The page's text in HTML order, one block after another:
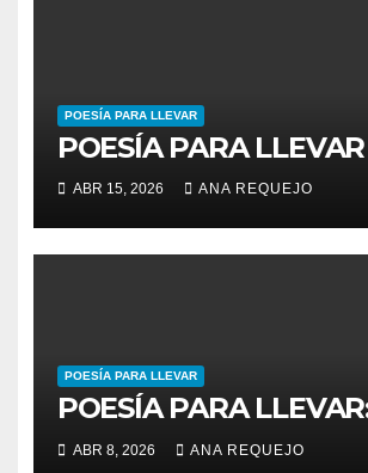
POESÍA PARA LLEVAR
POESÍA PARA LLEVAR
ABR 15, 2026 ANA REQUEJO
POESÍA PARA LLEVAR
POESÍA PARA
ABR 8, 2026 ANA REQUEJO